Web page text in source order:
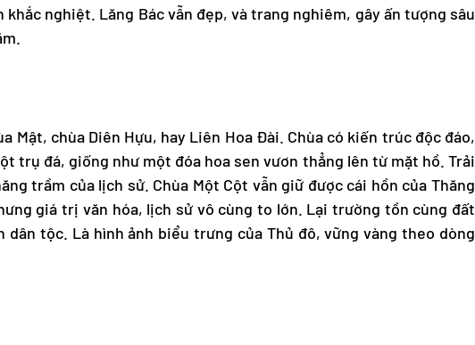
nghiệt. Lăng Bác vẫn đẹp, và trang nghiêm, gây ấn tượng sâu
Mật, chùa Diên Hựu, hay Liên Hoa Đài. Chùa có kiến trúc độc đáo,
trụ đá, giống như một đóa hoa sen vươn thẳng lên từ mặt hồ. Trải
trầm của lịch sử. Chùa Một Cột vẫn giữ được cái hồn của Thăng
giá trị văn hóa, lịch sử vô cùng to lớn. Lại trường tồn cùng đất
tộc. Là hình ảnh biểu trưng của Thủ đô, vững vàng theo dòng